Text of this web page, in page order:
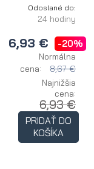
Odoslané do:
24 hodiny
6,93 € -20%
Normálna
cena:
8,67 €
Najnižšia
cena:
6,93 €
PRIDAŤ DO
KOŠÍKA